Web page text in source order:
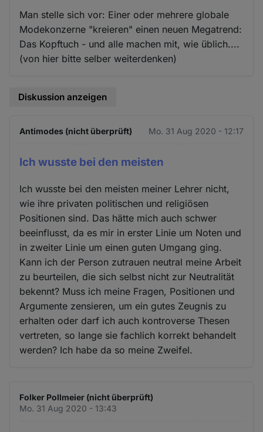
Man stelle sich vor: Einer oder mehrere globale
Modekonzerne "kreieren" einen neuen Megatrend:
Das Kopftuch - und alle machen mit, wie üblich....
(von hier bitte selber weiterdenken)
Diskussion anzeigen
Antimodes (nicht überprüft) Mo. 31 Aug 2020 - 12:17
Ich wusste bei den meisten
Ich wusste bei den meisten meiner Lehrer nicht,
wie ihre privaten politischen und religiösen
Positionen sind. Das hätte mich auch schwer
beeinflusst, da es mir in erster Linie um Noten und
in zweiter Linie um einen guten Umgang ging.
Kann ich der Person zutrauen neutral meine Arbeit
zu beurteilen, die sich selbst nicht zur Neutralität
bekennt? Muss ich meine Fragen, Positionen und
Argumente zensieren, um ein gutes Zeugnis zu
erhalten oder darf ich auch kontroverse Thesen
vertreten, so lange sie fachlich korrekt behandelt
werden? Ich habe da so meine Zweifel.
Folker Pollmeier (nicht überprüft)
Mo. 31 Aug 2020 - 13:43